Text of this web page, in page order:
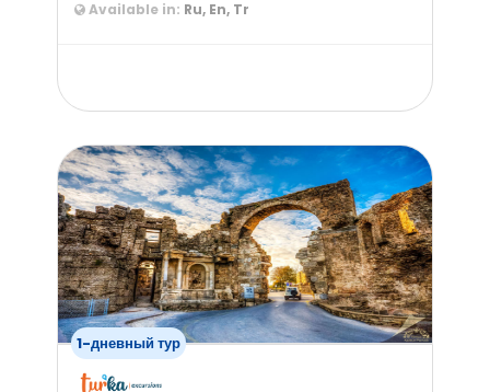
Available in: Ru, En, Tr
from
$50
1-дневный тур